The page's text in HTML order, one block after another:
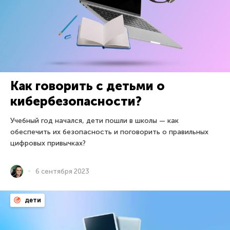
Как говорить с детьми о
кибербезопасности?
Учебный год начался, дети пошли в школы — как
обеспечить их безопасность и поговорить о правильных
цифровых привычках?
6 сентября 2023
дети